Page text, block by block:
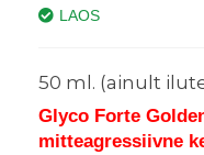
LAOS
50 ml. (ainult
Glyco Forte
mitteagressiivne